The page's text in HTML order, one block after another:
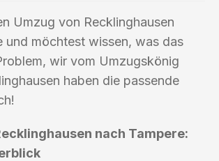
Umzug von Recklinghausen
und möchtest wissen, was das
wir vom Umzugskönig
haben die passende
nach Tampere: